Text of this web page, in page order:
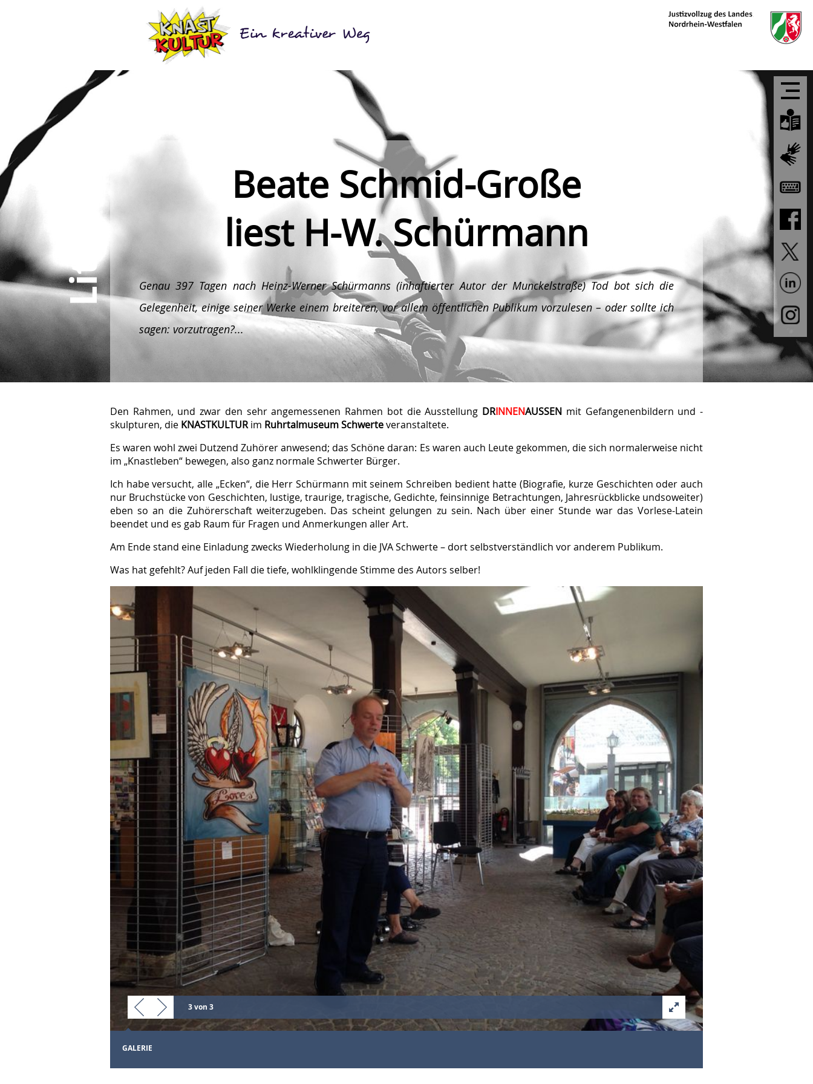
Literatur
Beate Schmid-Große
liest H-W. Schürmann
Genau 397 Tagen nach Heinz-Werner Schürmanns (inhaftierter Autor der Munckelstraße) Tod bot sich die
Gelegenheit, einige seiner Werke einem breiteren, vor allem öffentlichen Publikum vorzulesen – oder sollte ich
sagen: vorzutragen?...
Den Rahmen, und zwar den sehr angemessenen Rahmen bot die Ausstellung DRINNENAUSSEN mit Gefangenenbildern und -
skulpturen, die KNAST­KULTURim Ruhrtalmuseum Schwerteveranstaltete.
Es waren wohl zwei Dutzend Zuhörer anwesend; das Schöne daran: Es waren auch Leute gekommen, die sich normalerweise nicht
im „Knastleben“ bewegen, also ganz normale Schwerter Bürger.
Ich habe versucht, alle „Ecken“, die Herr Schürmann mit seinem Schreiben bedient hatte (Biografie, kurze Geschichten oder auch
nur Bruchstücke von Geschichten, lustige, traurige, tragische, Gedichte, feinsinnige Betrachtungen, Jahresrückblicke undsoweiter)
eben so an die Zuhörerschaft weiterzugeben. Das scheint gelungen zu sein. Nach über einer Stunde war das Vorlese-Latein
beendet und es gab Raum für Fragen und Anmerkungen aller Art.
Am Ende stand eine Einladung zwecks Wiederholung in die JVA Schwerte – dort selbstverständlich vor anderem Publikum.
Was hat gefehlt? Auf jeden Fall die tiefe, wohlklingende Stimme des Autors selber!
3 von 3
GALERIE